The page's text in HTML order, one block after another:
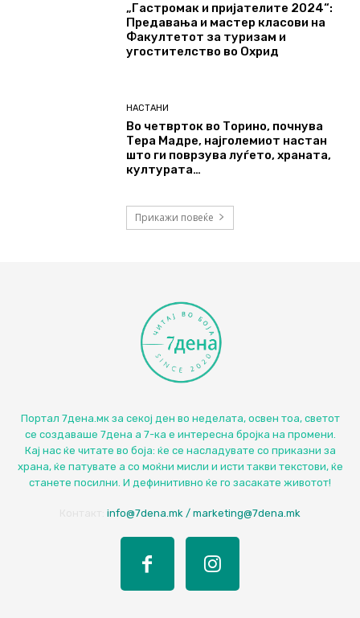
„Гастромак и пријателите 2024“:
Предавања и мастер класови на
Факултетот за туризам и
угостителство во Охрид
НАСТАНИ
Во четврток во Торино, почнува
Тера Мадре, најголемиот настан
што ги поврзува луѓето, храната,
културата…
Прикажи повеќе
Портал 7дена.мк за секој ден во неделата, освен тоа, светот
се создаваше 7дена а 7-ка е интересна бројка на промени.
Кај нас ќе читате во боја: ќе се насладувате со приказни за
храна, ќе патувате а со моќни мисли и исти такви текстови, ќе
станете посилни. И дефинитивно ќе го засакате животот!
info@7dena.mk / marketing@7dena.mk